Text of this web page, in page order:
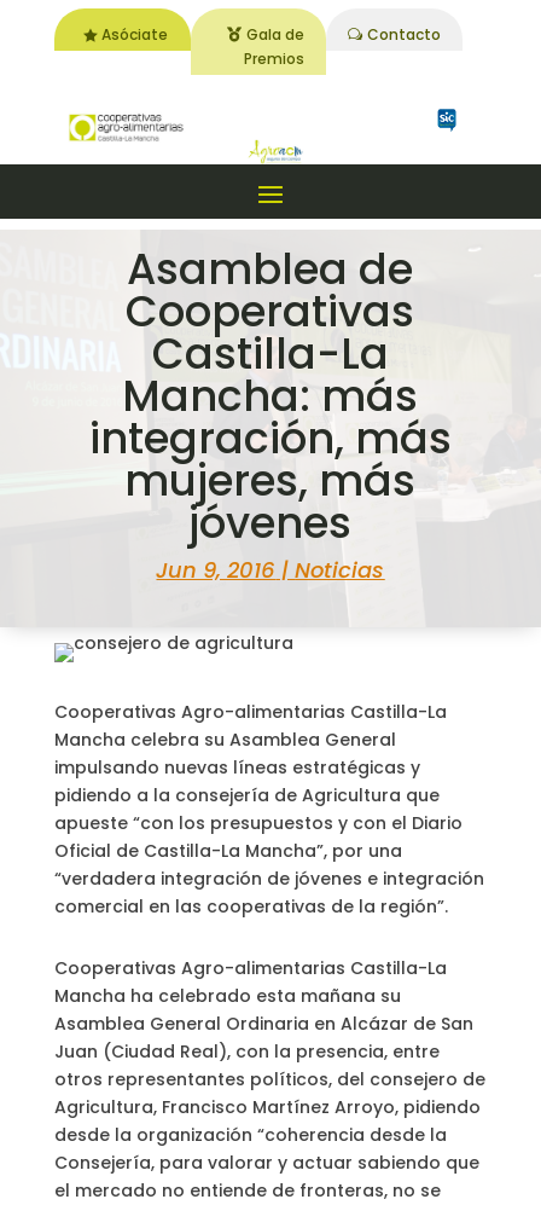
Asóciate
Gala de
Premios
Contacto
Asamblea de
Cooperativas
Castilla-La
Mancha: más
integración, más
mujeres, más
jóvenes
Jun 9, 2016 |Noticias
Cooperativas Agro-alimentarias Castilla-La
Mancha celebra su Asamblea General
impulsando nuevas líneas estratégicas y
pidiendo a la consejería de Agricultura que
apueste “con los presupuestos y con el Diario
Oficial de Castilla-La Mancha”, por una
“verdadera integración de jóvenes e integración
comercial en las cooperativas de la región”.
Cooperativas Agro-alimentarias Castilla-La
Mancha ha celebrado esta mañana su
Asamblea General Ordinaria en Alcázar de San
Juan (Ciudad Real), con la presencia, entre
otros representantes políticos, del consejero de
Agricultura, Francisco Martínez Arroyo, pidiendo
desde la organización “coherencia desde la
Consejería, para valorar y actuar sabiendo que
el mercado no entiende de fronteras, no se